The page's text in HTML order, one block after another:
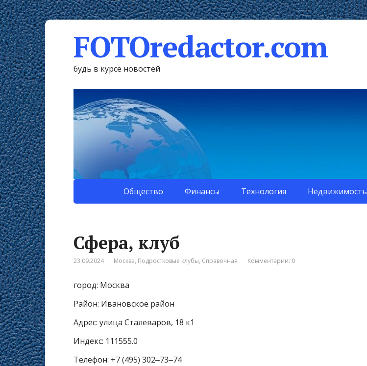
FOTOredactor.com
будь в курсе новостей
Общество Финансы Технология Недвижимость
Сфера, клуб
23.09.2024 Москва, Подростковые клубы, Справочная Комментарии: 0
город: Москва
Район: Ивановское район
Адрес: улица Сталеваров, 18 к1
Индекс: 111555.0
Телефон: +7 (495) 302‒73‒74